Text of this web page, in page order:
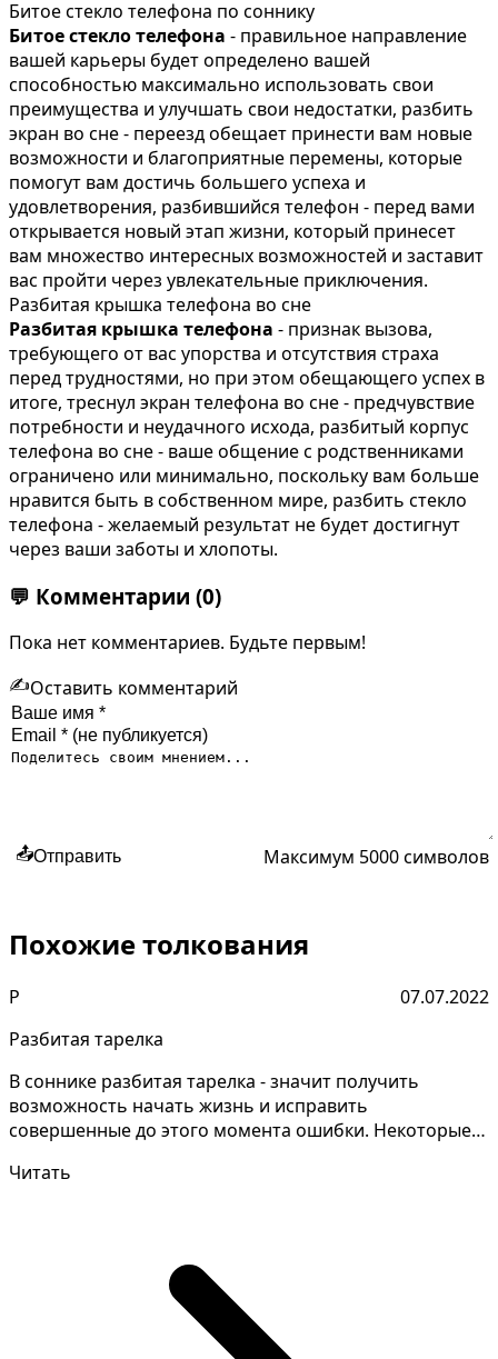
Битое стекло телефона по соннику
Битое стекло телефона - правильное направление
вашей карьеры будет определено вашей
способностью максимально использовать свои
преимущества и улучшать свои недостатки, разбить
экран во сне - переезд обещает принести вам новые
возможности и благоприятные перемены, которые
помогут вам достичь большего успеха и
удовлетворения, разбившийся телефон - перед вами
открывается новый этап жизни, который принесет
вам множество интересных возможностей и заставит
вас пройти через увлекательные приключения.
Разбитая крышка телефона во сне
Разбитая крышка телефона - признак вызова,
требующего от вас упорства и отсутствия страха
перед трудностями, но при этом обещающего успех в
итоге, треснул экран телефона во сне - предчувствие
потребности и неудачного исхода, разбитый корпус
телефона во сне - ваше общение с родственниками
ограничено или минимально, поскольку вам больше
нравится быть в собственном мире, разбить стекло
телефона - желаемый результат не будет достигнут
через ваши заботы и хлопоты.
💬 Комментарии (0)
Пока нет комментариев. Будьте первым!
✍️Оставить комментарий
📤Отправить Максимум 5000 символов
Похожие толкования
Р
07.07.2022
Разбитая тарелка
В соннике разбитая тарелка - значит получить
возможность начать жизнь и исправить
совершенные до этого момента ошибки. Некоторые
Читать